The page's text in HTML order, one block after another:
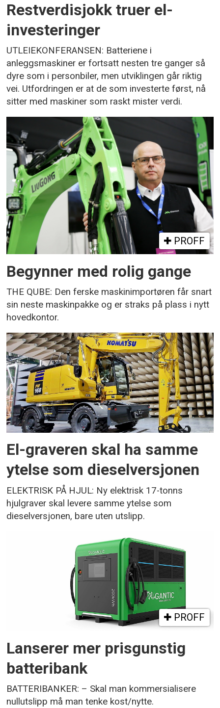
Restverdisjokk truer el-
investeringer
UTLEIEKONFERANSEN: Batteriene i
anleggsmaskiner er fortsatt nesten tre ganger så
dyre som i personbiler, men utviklingen går riktig
vei. Utfordringen er at de som investerte først, nå
sitter med maskiner som raskt mister verdi.
PROFF
Begynner med rolig gange
THE QUBE: Den ferske maskinimportøren får snart
sin neste maskinpakke og er straks på plass i nytt
hovedkontor.
El-graveren skal ha samme
ytelse som dieselversjonen
ELEKTRISK PÅ HJUL: Ny elektrisk 17-tonns
hjulgraver skal levere samme ytelse som
dieselversjonen, bare uten utslipp.
PROFF
Lanserer mer prisgunstig
batteribank
BATTERIBANKER: – Skal man kommersialisere
nullutslipp må man tenke kost/nytte.